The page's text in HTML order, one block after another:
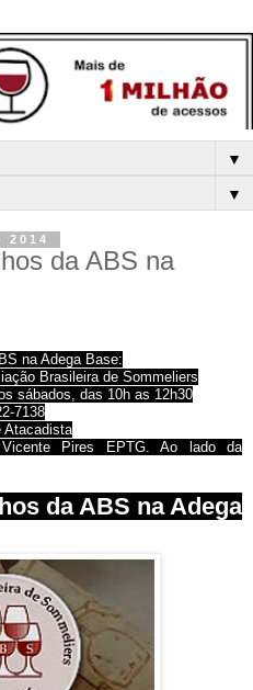
▼
▼
2014
da ABS na
na Adega Base:
Brasileira de Sommeliers
sábados, das 10h as 12h30
7138
Atacadista
Pires EPTG. Ao lado da
da ABS na Adega